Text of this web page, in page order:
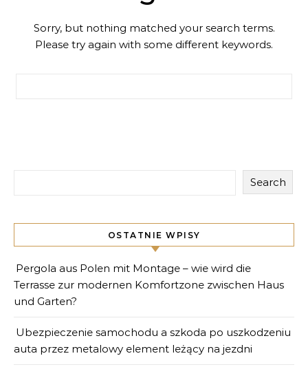
Sorry, but nothing matched your search terms.
Please try again with some different keywords.
Search
OSTATNIE WPISY
Pergola aus Polen mit Montage – wie wird die
Terrasse zur modernen Komfortzone zwischen Haus
und Garten?
Ubezpieczenie samochodu a szkoda po uszkodzeniu
auta przez metalowy element leżący na jezdni